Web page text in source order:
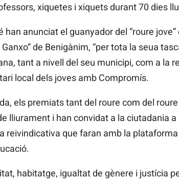
xiquetes i xiquets durant 70 dies
han anunciat el guanyador del “roure
Ganxo” de Benigànim, “per tota la seua
tant a nivell del seu municipi, com a la
local dels joves amb Compromís.
els premiats tant del roure com del
lliurament i han convidat a la ciutadania
reivindicativa que faran amb la
habitatge, igualtat de gènere i justícia